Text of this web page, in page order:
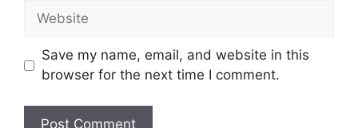
Website
Save my name, email, and website in this
browser for the next time I comment.